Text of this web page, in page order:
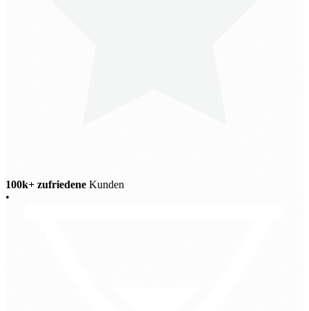
100k+ zufriedene Kunden
•